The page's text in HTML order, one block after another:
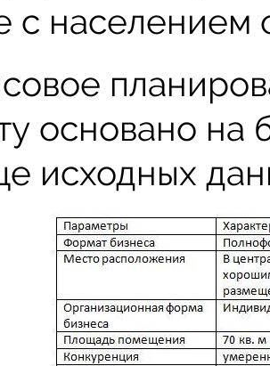
с населением
основано на
исходных